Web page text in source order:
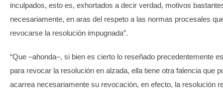
inculpados, esto es, exhortados a decir verdad, motivos
necesariamente, en aras del respeto a las normas procesales
revocarse la resolución impugnada”.
“Que –ahonda–, si bien es cierto lo reseñado precedentemente
para revocar la resolución en alzada, ella tiene otra falencia que
acarrea necesariamente su revocación, en efecto, la resolución